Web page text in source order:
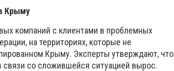
Крыму
компаний с клиентами в проблемных
на территориях, которые не
Крыму. Эксперты утверждают, что
связи со сложившейся ситуацией вырос.